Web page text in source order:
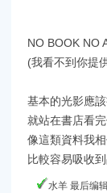
NO BOOK NO
(我看不到你提
基本的光影應
就站在書店看
像這類資料我
比較容易吸收
水羊 最后编